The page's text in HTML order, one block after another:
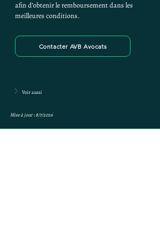
afin d’obtenir le remboursement dans les
meilleures conditions.
Contacter AVB Avocats
Voir aussi
Mise à jour : 8/7/2026